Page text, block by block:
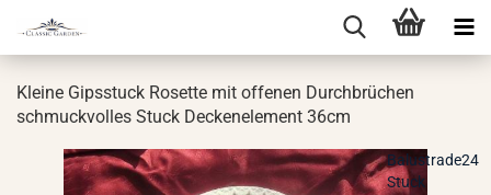
Klei­ne Gips­stuck Ro­set­te mit of­fe­nen Durch­brü­chen
schmuck­vol­les Stuck De­cken­ele­ment 36cm
Balustrade24
Stuck